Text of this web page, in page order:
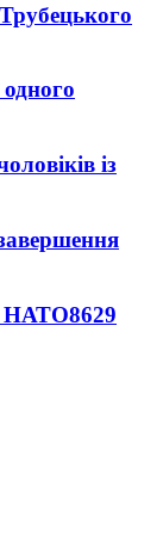
із
НАТО8629